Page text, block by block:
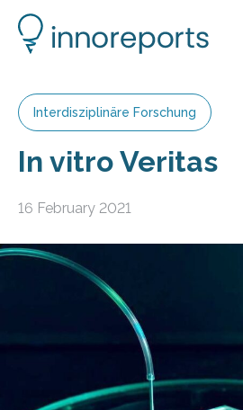
Interdisziplinäre Forschung
In vitro Veritas
16 February 2021